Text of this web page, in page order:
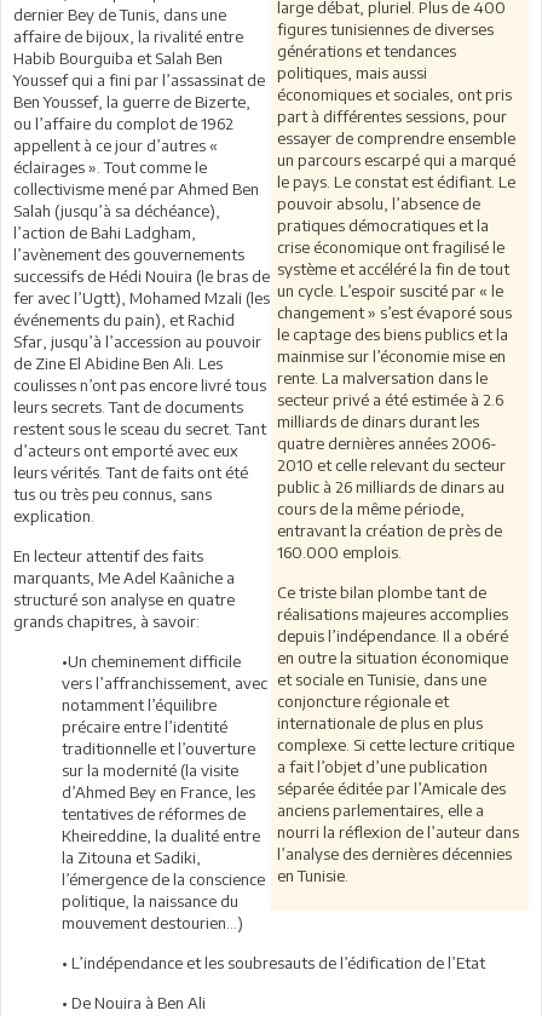
large débat, pluriel. Plus de 400
figures tunisiennes de diverses
générations et tendances
politiques, mais aussi
économiques et sociales, ont pris
part à différentes sessions, pour
essayer de comprendre ensemble
un parcours escarpé qui a marqué
le pays. Le constat est édifiant. Le
pouvoir absolu, l’absence de
pratiques démocratiques et la
crise économique ont fragilisé le
système et accéléré la fin de tout
un cycle. L’espoir suscité par « le
changement » s’est évaporé sous
le captage des biens publics et la
mainmise sur l’économie mise en
rente. La malversation dans le
secteur privé a été estimée à 2.6
milliards de dinars durant les
quatre dernières années 2006-
2010 et celle relevant du secteur
public à 26 milliards de dinars au
cours de la même période,
entravant la création de près de
160.000 emplois.
Ce triste bilan plombe tant de
réalisations majeures accomplies
depuis l’indépendance. Il a obéré
en outre la situation économique
et sociale en Tunisie, dans une
conjoncture régionale et
internationale de plus en plus
complexe. Si cette lecture critique
a fait l’objet d’une publication
séparée éditée par l’Amicale des
anciens parlementaires, elle a
nourri la réflexion de l’auteur dans
l’analyse des dernières décennies
en Tunisie.
dernier Bey de Tunis, dans une
affaire de bijoux, la rivalité entre
Habib Bourguiba et Salah Ben
Youssef qui a fini par l’assassinat de
Ben Youssef, la guerre de Bizerte,
ou l’affaire du complot de 1962
appellent à ce jour d’autres «
éclairages ». Tout comme le
collectivisme mené par Ahmed Ben
Salah (jusqu’à sa déchéance),
l’action de Bahi Ladgham,
l’avènement des gouvernements
successifs de Hédi Nouira (le bras de
fer avec l’Ugtt), Mohamed Mzali (les
événements du pain), et Rachid
Sfar, jusqu’à l’accession au pouvoir
de Zine El Abidine Ben Ali. Les
coulisses n’ont pas encore livré tous
leurs secrets. Tant de documents
restent sous le sceau du secret. Tant
d’acteurs ont emporté avec eux
leurs vérités. Tant de faits ont été
tus ou très peu connus, sans
explication.
En lecteur attentif des faits
marquants, Me Adel Kaâniche a
structuré son analyse en quatre
grands chapitres, à savoir:
•Un cheminement difficile
vers l’affranchissement, avec
notamment l’équilibre
précaire entre l’identité
traditionnelle et l’ouverture
sur la modernité (la visite
d’Ahmed Bey en France, les
tentatives de réformes de
Kheireddine, la dualité entre
la Zitouna et Sadiki,
l’émergence de la conscience
politique, la naissance du
mouvement destourien…)
• L’indépendance et les soubresauts de l’édification de l’Etat
• De Nouira à Ben Ali